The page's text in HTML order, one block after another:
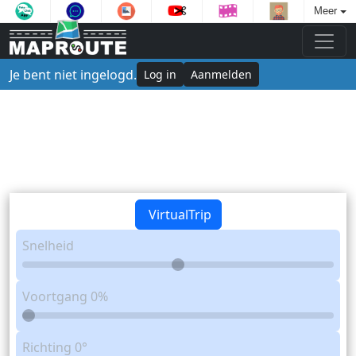
Meer
Je bent niet ingelogd. Log in Aanmelden
VirtualTrip
Snelheid
Voortgang 0%
Richting 0°